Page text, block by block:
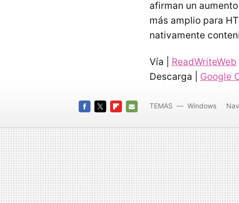
afirman un
más amplio para
nativamente
Vía | ReadWriteWeb
Descarga | Google
MAIL
TEMAS Windows